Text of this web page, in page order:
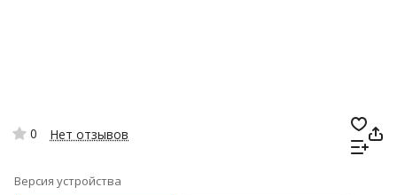
0 Нет отзывов
Версия устройства